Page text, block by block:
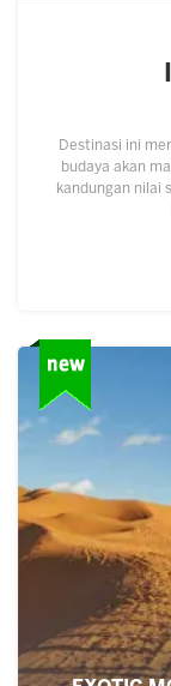
Destinasi ini
budaya akan
kandungan nilai